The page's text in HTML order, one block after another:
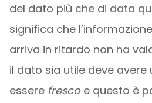
del dato più che di data
significa che
arriva in ritardo non ha
il dato sia utile deve avere
essere frescoe questo è